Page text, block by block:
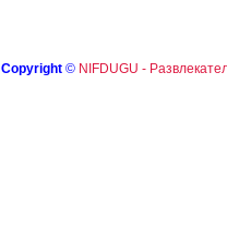
Copyright © NIFDUGU -